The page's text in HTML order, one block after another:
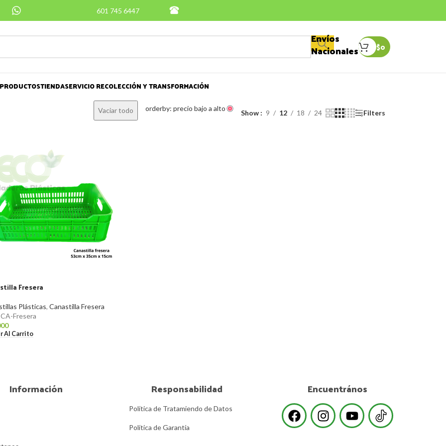
601 745 6447
Envíos
Nacionales $0
PRODUCTOSTIENDASERVICIO RECOLECCIÓN Y TRANSFORMACIÓN
Vaciar todo orderby: precio bajo a alto
Show 9 12 18 24 Filters
Fresera
Plásticas, Canastilla Fresera
CA-Fresera
Al Carrito
Información Responsabilidad
Política de Tratamiendo de Datos
Política de Garantía
Encuentrános